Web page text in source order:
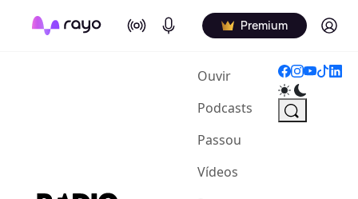
On Air Podcasts Premium Log in
Ouvir(current)
Podcasts
Passou
Vídeos